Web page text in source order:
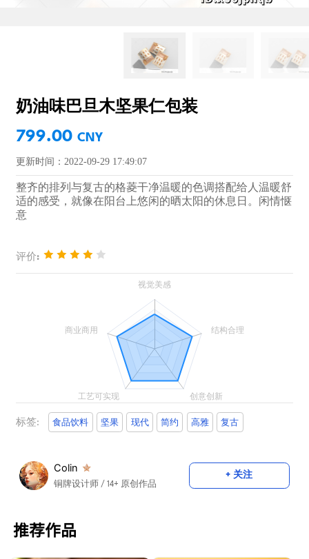
奶油味巴旦木坚果仁包装
799.00 CNY
更新时间：2022-09-29 17:49:07
整齐的排列与复古的格菱干净温暖的色调搭配给人温暖舒
适的感受，就像在阳台上悠闲的晒太阳的休息日。闲情惬
意
评价:
标签: 食品饮料 坚果 现代 简约 高雅 复古
Colin
铜牌设计师 / 14+ 原创作品
+ 关注
推荐作品